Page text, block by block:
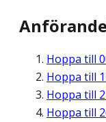
Hoppa till
Hoppa till
Hoppa till
Hoppa till